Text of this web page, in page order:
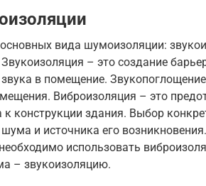
вида шумоизоляции:
– это создание
в помещение.
Виброизоляция – это
конструкции здания. Выбор
шума и источника его
использовать
– звукоизоляцию.